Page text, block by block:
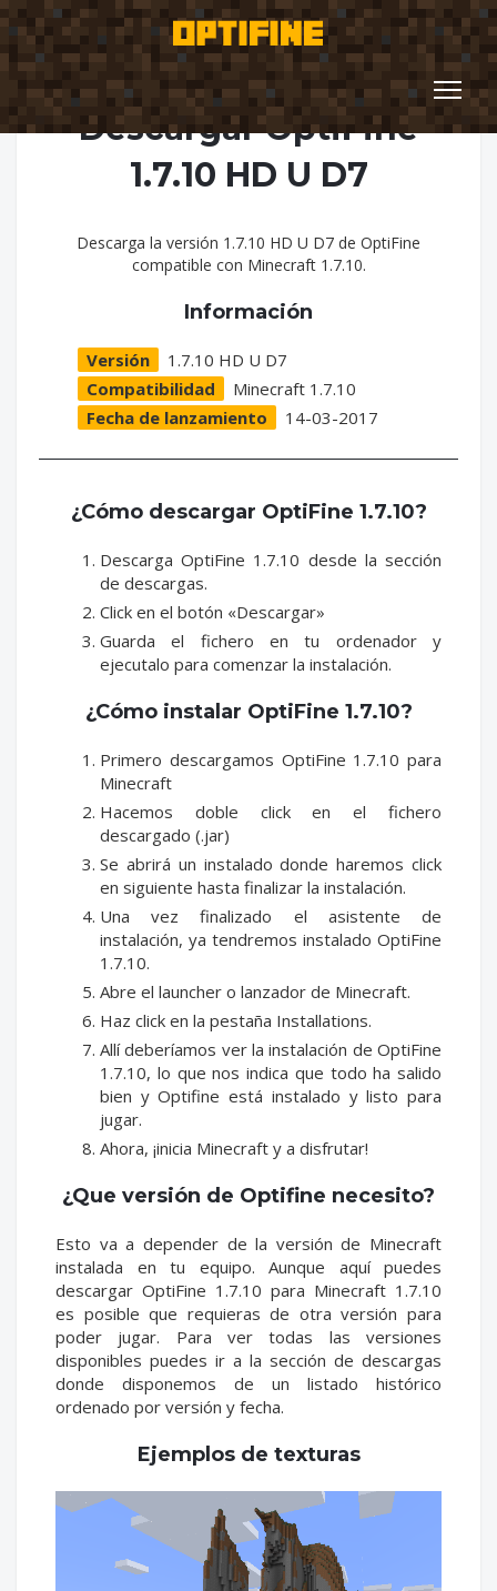
Descargar OptiFine
1.7.10 HD U D7
Descarga la versión 1.7.10 HD U D7 de OptiFine
compatible con Minecraft 1.7.10.
Información
Versión
1.7.10 HD U D7
Compatibilidad
Minecraft 1.7.10
Fecha de lanzamiento
14-03-2017
¿Cómo descargar OptiFine 1.7.10?
Descarga OptiFine 1.7.10 desde la sección
de descargas.
Click en el botón «Descargar»
Guarda el fichero en tu ordenador y
ejecutalo para comenzar la instalación.
¿Cómo instalar OptiFine 1.7.10?
Primero descargamos OptiFine 1.7.10 para
Minecraft
Hacemos doble click en el fichero
descargado (.jar)
Se abrirá un instalado donde haremos click
en siguiente hasta finalizar la instalación.
Una vez finalizado el asistente de
instalación, ya tendremos instalado OptiFine
1.7.10.
Abre el launcher o lanzador de Minecraft.
Haz click en la pestaña Installations.
Allí deberíamos ver la instalación de OptiFine
1.7.10, lo que nos indica que todo ha salido
bien y Optifine está instalado y listo para
jugar.
Ahora, ¡inicia Minecraft y a disfrutar!
¿Que versión de Optifine necesito?
Esto va a depender de la versión de Minecraft
instalada en tu equipo. Aunque aquí puedes
descargar OptiFine 1.7.10 para Minecraft 1.7.10
es posible que requieras de otra versión para
poder jugar. Para ver todas las versiones
disponibles puedes ir a la sección de descargas
donde disponemos de un listado histórico
ordenado por versión y fecha.
Ejemplos de texturas